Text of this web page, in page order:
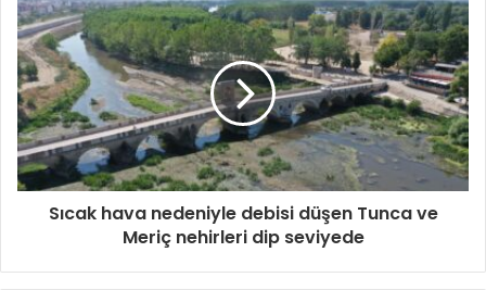
Sıcak hava nedeniyle debisi düşen Tunca ve
Meriç nehirleri dip seviyede